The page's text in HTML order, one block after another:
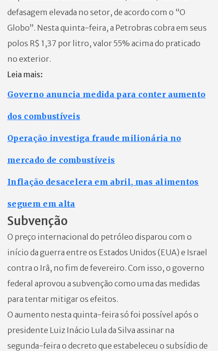
defasagem elevada no setor, de acordo com o “O
Globo”. Nesta quinta-feira, a Petrobras cobra em seus
polos R$ 1,37 por litro, valor 55% acima do praticado
no exterior.
Leia mais:
Governo anuncia medida para conter aumento
dos combustíveis
Operação investiga fraude milionária no
mercado de combustíveis
Inflação desacelera em abril, mas alimentos
seguem em alta
Subvenção
O preço internacional do petróleo disparou com o
início da guerra entre os Estados Unidos (EUA) e Israel
contra o Irã, no fim de fevereiro. Com isso, o governo
federal aprovou a subvenção como uma das medidas
para tentar mitigar os efeitos.
O aumento nesta quinta-feira só foi possível após o
presidente Luiz Inácio Lula da Silva assinar na
segunda-feira o decreto que estabeleceu o subsídio de